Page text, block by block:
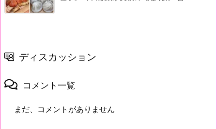
ディスカッション
コメント一覧
まだ、コメントがありません